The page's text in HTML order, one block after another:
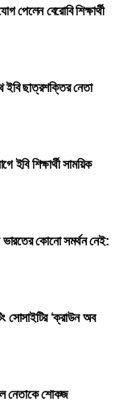
পেলেন বেরোবি শিক্ষার্থী
ইবি ছাত্রশক্তির নেতা
ইবি শিক্ষার্থী সাময়িক
ভারতের কোনো সমর্থন নেই:
সোসাইটির ‘ক্রাউন অব
নেতাকে শোকজ